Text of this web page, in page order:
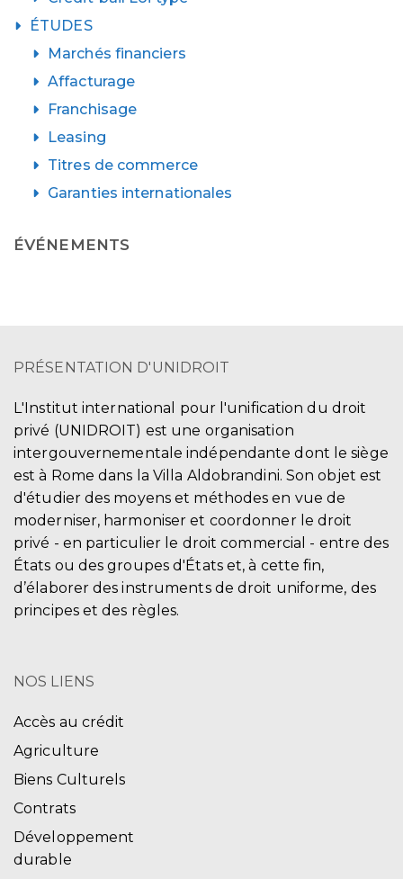
ÉTUDES
Marchés financiers
Affacturage
Franchisage
Leasing
Titres de commerce
Garanties internationales
ÉVÉNEMENTS
PRÉSENTATION D'UNIDROIT
L'Institut international pour l'unification du droit
privé (UNIDROIT) est une organisation
intergouvernementale indépendante dont le siège
est à Rome dans la Villa Aldobrandini. Son objet est
d'étudier des moyens et méthodes en vue de
moderniser, harmoniser et coordonner le droit
privé - en particulier le droit commercial - entre des
États ou des groupes d'États et, à cette fin,
d’élaborer des instruments de droit uniforme, des
principes et des règles.
NOS LIENS
Accès au crédit
Agriculture
Biens Culturels
Contrats
Développement
durable